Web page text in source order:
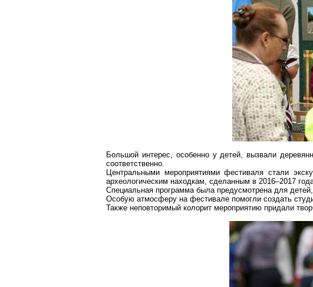
Большой интерес, особенно у детей, вызвали
соответственно.
Центральными мероприятиями фестиваля стали
археологическим находкам, сделанным в 2016–2017
Специальная программа была предусмотрена для
Особую атмосферу на фестивале помогли создать
Также неповторимый колорит мероприятию придали